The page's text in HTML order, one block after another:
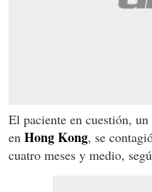
El paciente en cuestión,
en Hong Kong, se
cuatro meses y medio,